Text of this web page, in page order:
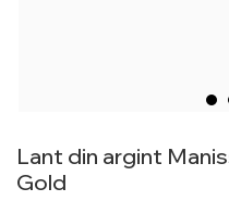
Lant din argint
Gold